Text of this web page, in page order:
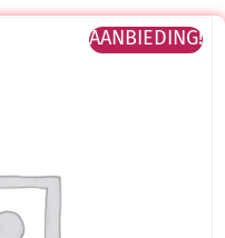
AANBIEDING!